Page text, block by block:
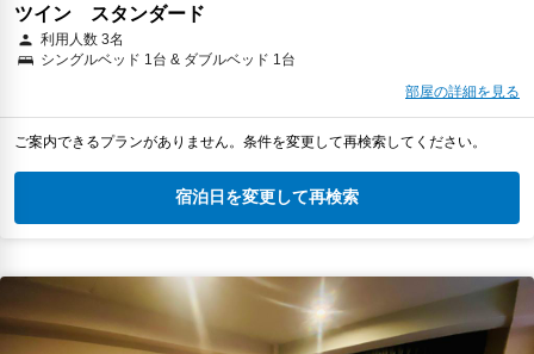
ツイン スタンダード
利用人数 3名
シングルベッド 1台 & ダブルベッド 1台
部屋の詳細を見る
ご案内できるプランがありません。条件を変更して再検索してください。
宿泊日を変更して再検索